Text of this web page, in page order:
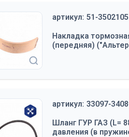
артикул: 51-
Накладка
(передняя)
артикул: 33097-
Шланг ГУР ГАЗ (L=
давления (в